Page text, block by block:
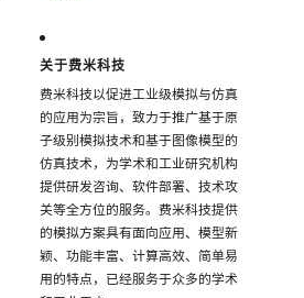
关于费米科技
费米科技以促进工业级模拟与仿真
的应用为宗旨，致力于推广基于原
子级别模拟技术和基于图像模型的
仿真技术，为学术和工业研究机构
提供研发咨询、软件部署、技术攻
关等全方位的服务。费米科技提供
的模拟方案具有面向应用、模型新
颖、功能丰富、计算高效、简单易
用的特点，已经服务于众多的学术